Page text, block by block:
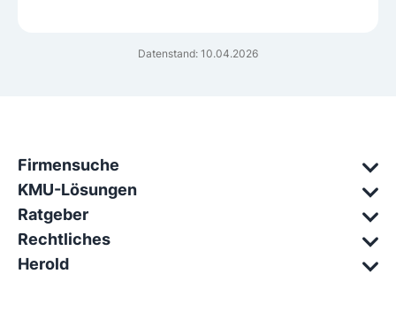
Datenstand: 10.04.2026
Firmensuche
KMU-Lösungen
Ratgeber
Rechtliches
Herold